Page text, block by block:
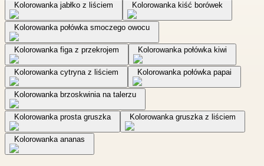
Kolorowanka jabłko z liściem Kolorowanka kiść borówek
Kolorowanka połówka smoczego owocu
Kolorowanka figa z przekrojem Kolorowanka połówka kiwi
Kolorowanka cytryna z liściem Kolorowanka połówka papai
Kolorowanka brzoskwinia na talerzu
Kolorowanka prosta gruszka Kolorowanka gruszka z liściem
Kolorowanka ananas